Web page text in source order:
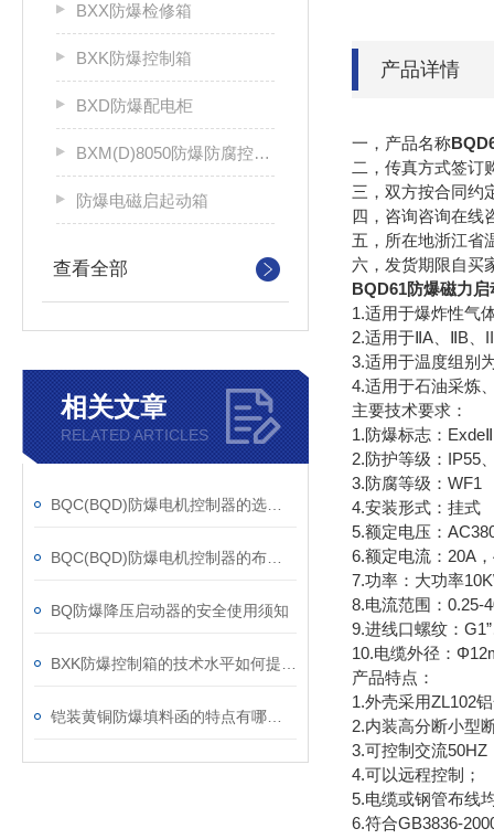
BXX防爆检修箱
BXK防爆控制箱
BXD防爆配电柜
BXM(D)8050防爆防腐控制配电箱
防爆电磁启起动箱
查看全部
相关文章
RELATED ARTICLES
BQ防爆降压启动器的安全使用须知
产品详情
一，产品名称
二，传真方式签订
三，双方按合同
四，咨询咨询在
五，所在地浙江省
六，发货期限自
BQD61防爆磁力启
1.适用于爆炸性气
2.适用于ⅡA、ⅡB、
3.适用于温度组别
4.适用于石油采炼
主要技术要求：
1.防爆标志：
2.防护等级：IP55
3.防腐等级：WF1
4.安装形式：挂式
5.额定电压：
6.额定电流：20A
7.功率：大功率
8.电流范围：0.25-
9.进线口螺纹：G1”
10.电缆外径：
产品特点：
1.外壳采用ZL102
2.内装高分断小型
3.可控制交流
4.可以远程控制；
5.电缆或钢管布线
6.符合GB3836-